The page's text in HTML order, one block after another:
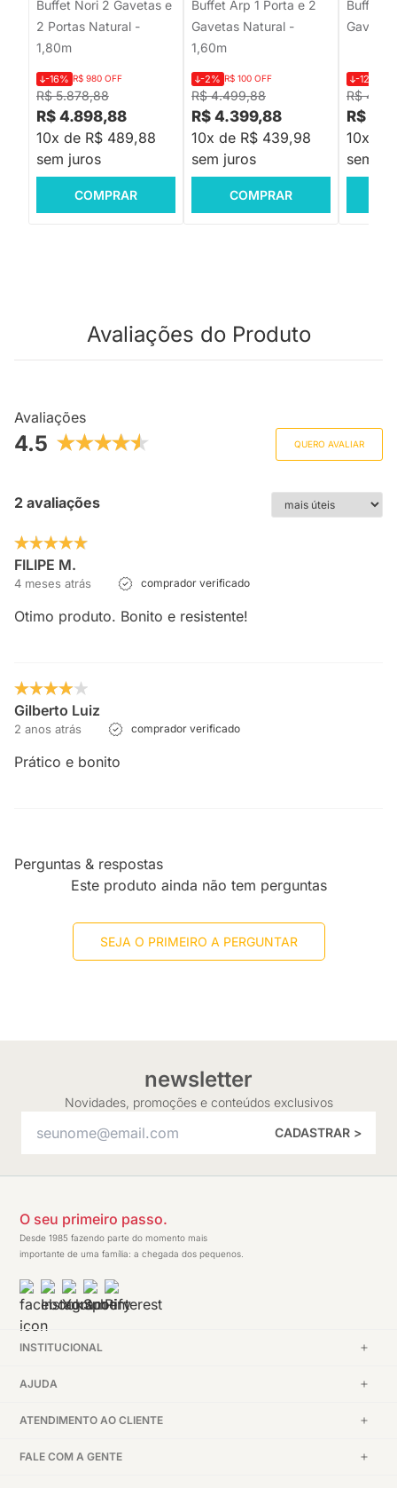
Buffet Nori 2 Gavetas e
2 Portas Natural -
1,80m
R$ 5.878,88
-16% R$ 980 OFF
R$ 4.898,88
10x de R$ 489,88
sem juros
COMPRAR
Buffet Arp 1 Porta e 2
Gavetas Natural -
1,60m
R$ 4.499,88
-2% R$ 100 OFF
R$ 4.399,88
10x de R$ 439,98
sem juros
COMPRAR
Buffet
R$
-12%
R$
10x de
sem
Avaliações do Produto
Avaliações
4.5 QUERO AVALIAR
2 avaliações
FILIPE M.
4 meses atrás comprador verificado
Otimo produto. Bonito e resistente!
Gilberto Luiz
2 anos atrás comprador verificado
Prático e bonito
Perguntas & respostas
Este produto ainda não tem perguntas
SEJA O PRIMEIRO A PERGUNTAR
newsletter
Novidades, promoções e conteúdos exclusivos
CADASTRAR >
O seu primeiro passo.
Desde 1985 fazendo parte do momento mais
importante de uma família: a chegada dos pequenos.
INSTITUCIONAL
AJUDA
ATENDIMENTO AO CLIENTE
FALE COM A GENTE